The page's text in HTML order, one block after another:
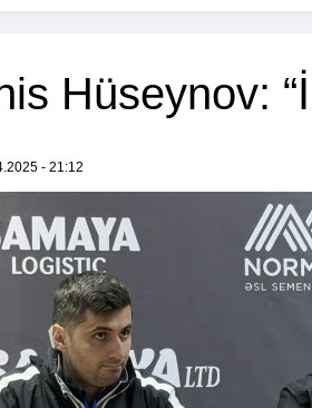
Hüseynov:
- 21:12